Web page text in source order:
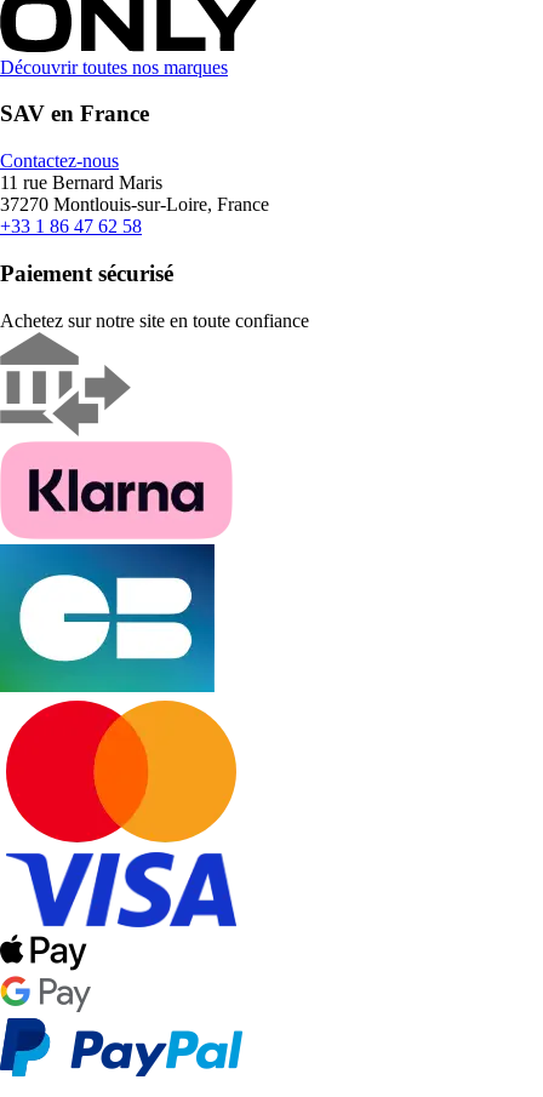
Découvrir toutes nos marques
SAV en France
Contactez-nous
11 rue Bernard Maris
37270 Montlouis-sur-Loire, France
+33 1 86 47 62 58
Paiement sécurisé
Achetez sur notre site en toute confiance